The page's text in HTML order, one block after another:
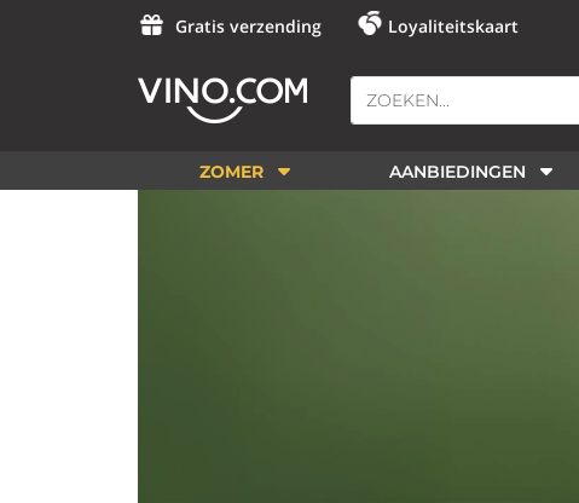
Gratis verzending Loyaliteitskaart
ZOMER AANBIEDINGEN